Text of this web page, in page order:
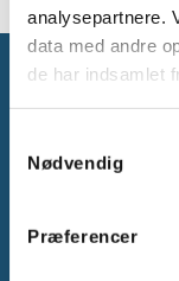
analysepartnere.
data med andre
de har indsamlet
Nødvendig
Præferencer